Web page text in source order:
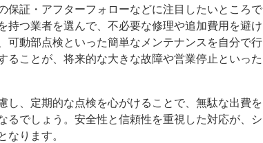
保証・アフターフォローなどに注目したいところで
持つ業者を選んで、不必要な修理や追加費用を避け
可動部点検といった簡単なメンテナンスを自分で行
ることが、将来的な大きな故障や営業停止といった
し、定期的な点検を心がけることで、無駄な出費を
るでしょう。安全性と信頼性を重視した対応が、シ
なります。